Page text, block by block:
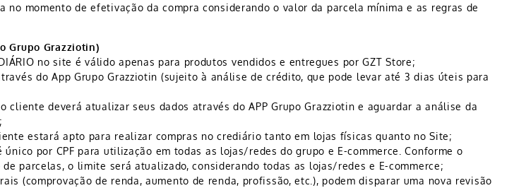
no momento de efetivação da compra considerando o valor da parcela mínima e as regras de
Grupo Grazziotin)
no site é válido apenas para produtos vendidos e entregues por GZT Store;
do App Grupo Grazziotin (sujeito à análise de crédito, que pode levar até 3 dias úteis para
cliente deverá atualizar seus dados através do APP Grupo Grazziotin e aguardar a análise da
estará apto para realizar compras no crediário tanto em lojas físicas quanto no Site;
por CPF para utilização em todas as lojas/redes do grupo e E-commerce. Conforme o
parcelas, o limite será atualizado, considerando todas as lojas/redes e E-commerce;
(comprovação de renda, aumento de renda, profissão, etc.), podem disparar uma nova revisão